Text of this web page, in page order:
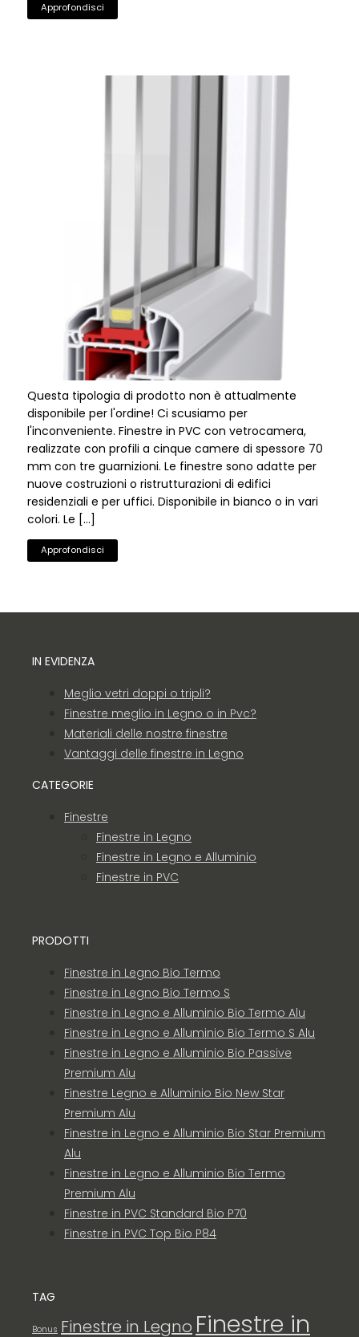
Approfondisci
Finestre in PVC Standard Bio P70
Questa tipologia di prodotto non è attualmente
disponibile per l'ordine! Ci scusiamo per
l'inconveniente. Finestre in PVC con vetrocamera,
realizzate con profili a cinque camere di spessore 70
mm con tre guarnizioni. Le finestre sono adatte per
nuove costruzioni o ristrutturazioni di edifici
residenziali e per uffici. Disponibile in bianco o in vari
colori. Le […]
Approfondisci
IN EVIDENZA
Meglio vetri doppi o tripli?
Finestre meglio in Legno o in Pvc?
Materiali delle nostre finestre
Vantaggi delle finestre in Legno
CATEGORIE
Finestre
Finestre in Legno
Finestre in Legno e Alluminio
Finestre in PVC
PRODOTTI
Finestre in Legno Bio Termo
Finestre in Legno Bio Termo S
Finestre in Legno e Alluminio Bio Termo Alu
Finestre in Legno e Alluminio Bio Termo S Alu
Finestre in Legno e Alluminio Bio Passive
Premium Alu
Finestre Legno e Alluminio Bio New Star
Premium Alu
Finestre in Legno e Alluminio Bio Star Premium
Alu
Finestre in Legno e Alluminio Bio Termo
Premium Alu
Finestre in PVC Standard Bio P70
Finestre in PVC Top Bio P84
TAG
Bonus Finestre in Legno Finestre in